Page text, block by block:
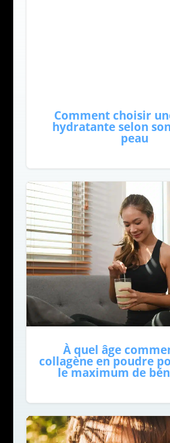
Comment choisir
hydratante selon
peau
À quel âge
collagène en poudre
le maximum de